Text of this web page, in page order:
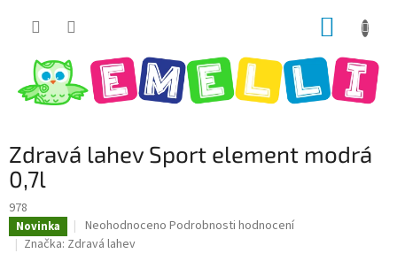
Zdravá lahev Sport element modrá
0,7l
978
Novinka
Průměrné
hodnocení
Neohodnoceno Podrobnosti hodnocení
Značka: Zdravá lahev